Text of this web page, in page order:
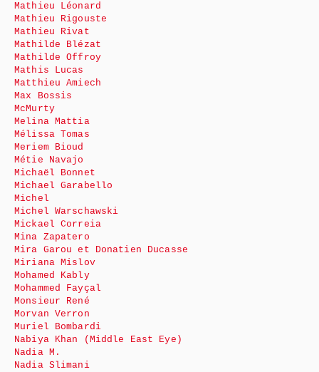
Mathieu Léonard
Mathieu Rigouste
Mathieu Rivat
Mathilde Blézat
Mathilde Offroy
Mathis Lucas
Matthieu Amiech
Max Bossis
McMurty
Melina Mattia
Mélissa Tomas
Meriem Bioud
Métie Navajo
Michaël Bonnet
Michael Garabello
Michel
Michel Warschawski
Mickael Correia
Mina Zapatero
Mira Garou et Donatien Ducasse
Miriana Mislov
Mohamed Kably
Mohammed Fayçal
Monsieur René
Morvan Verron
Muriel Bombardi
Nabiya Khan (Middle East Eye)
Nadia M.
Nadia Slimani